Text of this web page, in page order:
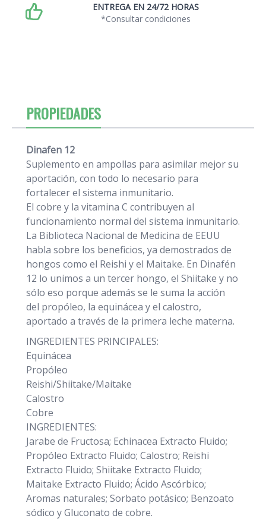
ENTREGA EN 24/72 HORAS
*Consultar condiciones
PROPIEDADES
Dinafen 12
Suplemento en ampollas para asimilar mejor su
aportación, con todo lo necesario para
fortalecer el sistema inmunitario.
El cobre y la vitamina C contribuyen al
funcionamiento normal del sistema inmunitario.
La Biblioteca Nacional de Medicina de EEUU
habla sobre los beneficios, ya demostrados de
hongos como el Reishi y el Maitake. En Dinafén
12 lo unimos a un tercer hongo, el Shiitake y no
sólo eso porque además se le suma la acción
del propóleo, la equinácea y el calostro,
aportado a través de la primera leche materna.
INGREDIENTES PRINCIPALES:
Equinácea
Propóleo
Reishi/Shiitake/Maitake
Calostro
Cobre
INGREDIENTES:
Jarabe de Fructosa; Echinacea Extracto Fluido;
Propóleo Extracto Fluido; Calostro; Reishi
Extracto Fluido; Shiitake Extracto Fluido;
Maitake Extracto Fluido; Ácido Ascórbico;
Aromas naturales; Sorbato potásico; Benzoato
sódico y Gluconato de cobre.